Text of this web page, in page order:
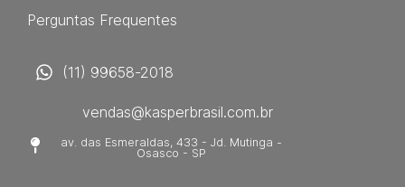
Perguntas Frequentes
(11) 99658-2018
vendas@kasperbrasil.com.br
av. das Esmeraldas, 433 - Jd. Mutinga -
Osasco - SP